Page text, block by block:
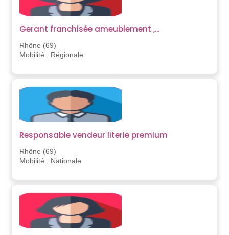
Gerant franchisée ameublement ,...
Rhône (69)
Mobilité : Régionale
Responsable vendeur literie premium
Rhône (69)
Mobilité : Nationale